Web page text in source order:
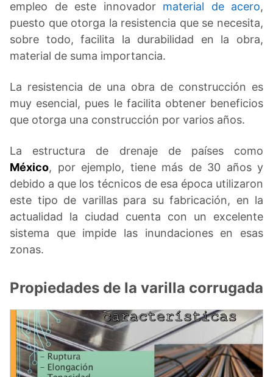
empleo de este innovador material de acero,
puesto que otorga la resistencia que se necesita,
sobre todo, facilita la durabilidad en la obra,
material de suma importancia.
La resistencia de una obra de construcción es
muy esencial, pues le facilita obtener beneficios
que otorga una construcción por varios años.
La estructura de drenaje de países como
México, por ejemplo, tiene más de 30 años y
debido a que los técnicos de esa época utilizaron
este tipo de varillas para su fabricación, en la
actualidad la ciudad cuenta con un excelente
sistema que impide las inundaciones en esas
zonas.
Propiedades de la varilla corrugada